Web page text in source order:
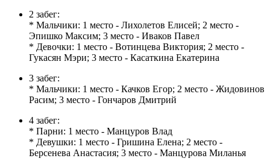
2 забег:
* Мальчики: 1 место - Лихолетов Елисей; 2 место -
Эпишко Максим; 3 место - Иваков Павел
* Девочки: 1 место - Вотинцева Виктория; 2 место -
Гукасян Мэри; 3 место - Касаткина Екатерина
3 забег:
* Мальчики: 1 место - Качков Егор; 2 место - Жидовинов
Расим; 3 место - Гончаров Дмитрий
4 забег:
* Парни: 1 место - Манцуров Влад
* Девушки: 1 место - Гришина Елена; 2 место -
Берсенева Анастасия; 3 место - Манцурова Миланья